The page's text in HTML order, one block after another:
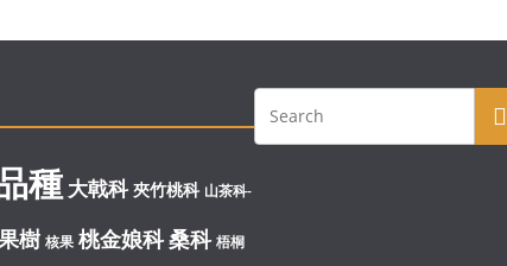
種 大戟科 夾竹桃科 山茶科-
樹 核果 桃金娘科桑科 梧桐